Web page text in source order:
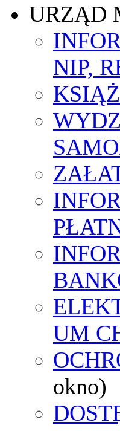
URZĄD
NIP,
UM
okno)